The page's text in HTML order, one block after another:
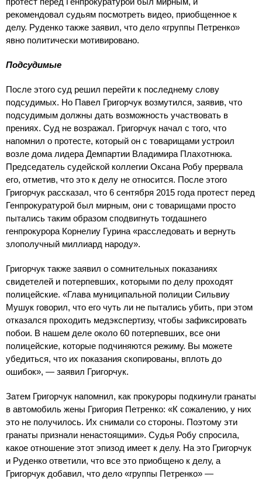
рекомендовал судьям посмотреть видео, приобщенное к
делу. Руденко также заявил, что дело «группы Петренко»
явно политически мотивировано.
Подсудимые
После этого суд решил перейти к последнему слову
подсудимых. Но Павел Григорчук возмутился, заявив, что
подсудимым должны дать возможность участвовать в
прениях. Суд не возражал. Григорчук начал с того, что
напомнил о протесте, который он с товарищами устроил
возле дома лидера Демпартии Владимира Плахотнюка.
Председатель судейской коллегии Оксана Робу прервала
его, отметив, что это к делу не относится. После этого
Григорчук рассказал, что 6 сентября 2015 года протест перед
Генпрокуратурой был мирным, они с товарищами просто
пытались таким образом сподвигнуть тогдашнего
генпрокурора Корнелиу Гурина «расследовать и вернуть
злополучный миллиард народу».
Григорчук также заявил о сомнительных показаниях
свидетелей и потерпевших, которыми по делу проходят
полицейские. «Глава муниципальной полиции Сильвиу
Мушук говорил, что его чуть ли не пытались убить, при этом
отказался проходить медэкспертизу, чтобы зафиксировать
побои. В нашем деле около 60 потерпевших, все они
полицейские, которые подчиняются режиму. Вы можете
убедиться, что их показания скопированы, вплоть до
ошибок», — заявил Григорчук.
Затем Григорчук напомнил, как прокуроры подкинули гранаты
в автомобиль жены Григория Петренко: «К сожалению, у них
это не получилось. Их снимали со стороны. Поэтому эти
гранаты признали ненастоящими». Судья Робу спросила,
какое отношение этот эпизод имеет к делу. На это Григорчук
и Руденко ответили, что все это приобщено к делу, а
Григорчук добавил, что дело «группы Петренко» —